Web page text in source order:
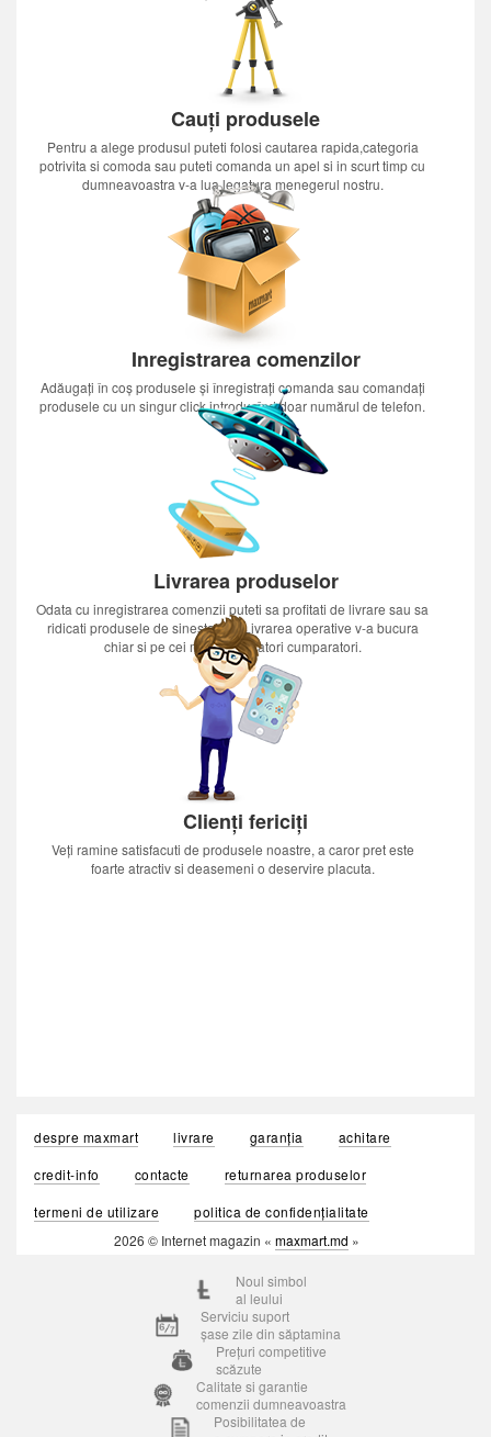
Cauți produsele
Pentru a alege produsul puteti folosi cautarea rapida,categoria
potrivita si comoda sau puteti comanda un apel si in scurt timp cu
dumneavoastra v-a lua legatura menegerul nostru.
Inregistrarea comenzilor
Adăugați în coș produsele și înregistrați comanda sau comandați
produsele cu un singur click introducînd doar numărul de telefon.
Livrarea produselor
Odata cu inregistrarea comenzii puteti sa profitati de livrare sau sa
ridicati produsele de sinestatator.Livrarea operative v-a bucura
chiar si pe cei mai nerabdatori cumparatori.
Clienți fericiți
Veți ramine satisfacuti de produsele noastre, a caror pret este
foarte atractiv si deasemeni o deservire placuta.
despre maxmart livrare garanția
achitare
credit-info
contacte
returnarea produselor
termeni de utilizare
politica de confidențialitate
2026 © Internet magazin « maxmart.md »
Noul simbol
al leului
Serviciu suport
șase zile din săptamina
Prețuri competitive
scăzute
Calitate si garantie
comenzii dumneavoastra
Posibilitatea de